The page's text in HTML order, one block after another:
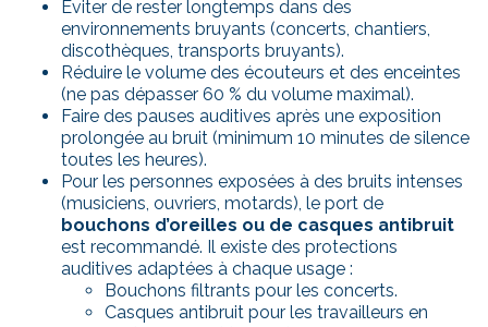
Éviter de rester longtemps dans des
environnements bruyants (concerts, chantiers,
discothèques, transports bruyants).
Réduire le volume des écouteurs et des enceintes
(ne pas dépasser 60 % du volume maximal).
Faire des pauses auditives après une exposition
prolongée au bruit (minimum 10 minutes de silence
toutes les heures).
Pour les personnes exposées à des bruits intenses
(musiciens, ouvriers, motards), le port de
bouchons d’oreilles ou de casques antibruit
est recommandé. Il existe des protections
auditives adaptées à chaque usage :
Bouchons filtrants pour les concerts.
Casques antibruit pour les travailleurs en